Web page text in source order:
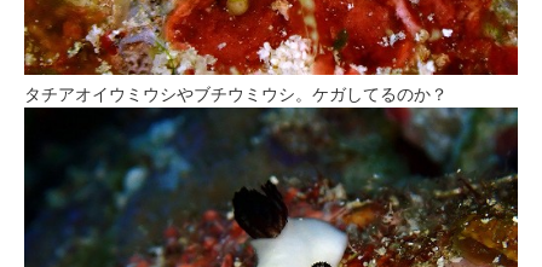
タチアオイウミウシやブチウミウシ。ケガしてるのか？